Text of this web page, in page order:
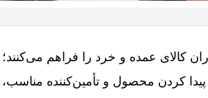
کالای عمده و خرد را فراهم می‌کنند؛
پیدا کردن محصول و تأمین‌کننده مناسب،